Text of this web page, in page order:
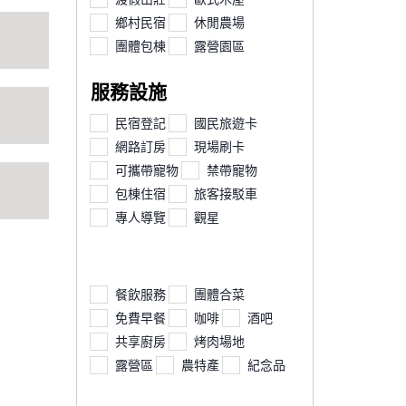
鄉村民宿
休閒農場
團體包棟
露營園區
服務設施
民宿登記
國民旅遊卡
網路訂房
現場刷卡
可攜帶寵物
禁帶寵物
包棟住宿
旅客接駁車
專人導覽
觀星
餐飲服務
團體合菜
免費早餐
咖啡
酒吧
共享廚房
烤肉場地
露營區
農特產 紀念品